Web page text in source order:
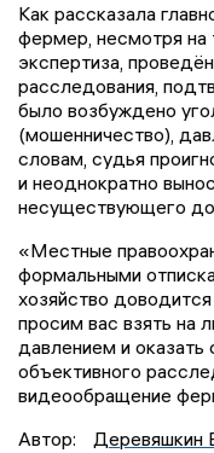
Как рассказала
фермер, несмотря на
экспертиза,
расследования,
было возбуждено
(мошенничество),
словам, судья
и неоднократно
несуществующего
«Местные
формальными
хозяйство
просим вас взять на
давлением и оказать
объективного
видеообращение
Автор:
Деревяшкин